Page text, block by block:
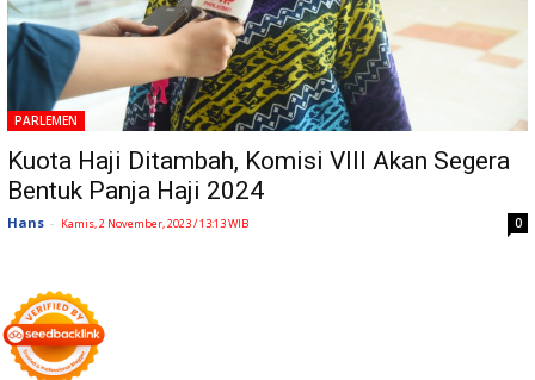
PARLEMEN
Kuota Haji Ditambah, Komisi VIII Akan Segera
Bentuk Panja Haji 2024
Hans - Kamis, 2 November, 2023 / 13:13 WIB 0